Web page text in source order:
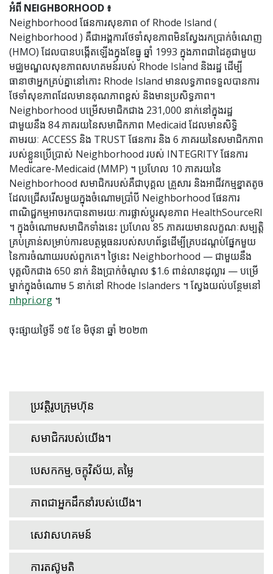
អំពី NEIGHBORHOOD ៖
Neighborhood ផែនការសុខភាព of Rhode Island (
Neighborhood ) គឺជាអង្គការថែទាំសុខភាពមិនស្វែងរកប្រាក់ចំណេញ
(HMO) ដែលបានបង្កើតឡើងក្នុងខែធ្នូ ឆ្នាំ 1993 ក្នុងភាពជាដៃគូជាមួយ
មជ្ឈមណ្ឌលសុខភាពសហគមន៍របស់ Rhode Island និងរដ្ឋ ដើម្បី
ធានាថាអ្នកគ្រប់គ្នានៅកោះ Rhode Island មានលទ្ធភាពទទួលបានការ
ថែទាំសុខភាពដែលមានគុណភាពខ្ពស់ និងមានប្រសិទ្ធភាព។
Neighborhood បម្រើសមាជិកជាង 231,000 នាក់នៅក្នុងរដ្ឋ
ជាមួយនឹង 84 ភាគរយនៃសមាជិកភាព Medicaid ដែលមានសិទ្ធិ
តាមរយៈ ACCESS និង TRUST ផែនការ និង 6 ភាគរយនៃសមាជិកភាព
របស់ខ្លួនប្រើប្រាស់ Neighborhood របស់ INTEGRITY ផែនការ
Medicare-Medicaid (MMP) ។ ប្រហែល 10 ភាគរយនៃ
Neighborhood សមាជិករបស់គឺជាបុគ្គល គ្រួសារ និងអាជីវកម្មខ្នាតតូច
ដែលជ្រើសរើសមួយក្នុងចំណោមប្រាំបី Neighborhood ផែនការ
ពាណិជ្ជកម្មអាចរកបានតាមរយៈការផ្លាស់ប្តូរសុខភាព HealthSourceRI
។ ក្នុងចំណោមសមាជិកទាំងនេះ ប្រហែល 85 ភាគរយមានលក្ខណៈសម្បត្តិ
គ្រប់គ្រាន់សម្រាប់ការឧបត្ថម្ភធនរបស់សហព័ន្ធដើម្បីគ្របដណ្តប់ផ្នែកមួយ
នៃការចំណាយរបស់ពួកគេ។ ថ្ងៃនេះ Neighborhood — ជាមួយនឹង
បុគ្គលិកជាង 650 នាក់ និងប្រាក់ចំណូល $1.6 ពាន់លានដុល្លារ — បម្រើ
ម្នាក់ក្នុងចំណោម 5 នាក់នៅ Rhode Islanders ។ ស្វែងយល់បន្ថែមនៅ
nhpri.org ។
ចុះផ្សាយថ្ងៃទី ១៥ ខែ មិថុនា ឆ្នាំ ២០២៣
ប្រវត្តិរូបក្រុមហ៊ុន
សមាជិករបស់យើង។
បេសកកម្ម, ចក្ខុវិស័យ, តម្លៃ
ភាពជាអ្នកដឹកនាំរបស់យើង។
សេវាសហគមន៍
ការតស៊ូមតិ